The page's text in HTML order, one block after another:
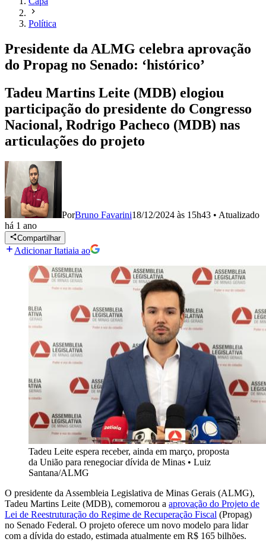
Política
Presidente da ALMG celebra aprovação
do Propag no Senado: ‘histórico’
Tadeu Martins Leite (MDB) elogiou
participação do presidente do Congresso
Nacional, Rodrigo Pacheco (MDB) nas
articulações do projeto
PorBruno Favarini18/12/2024 às 15h43 • Atualizado
há 1 ano
Compartilhar
Adicionar Itatiaia ao
Tadeu Leite espera receber, ainda em março, proposta
da União para renegociar dívida de Minas • Luiz
Santana/ALMG
O presidente da Assembleia Legislativa de Minas Gerais (ALMG),
Tadeu Martins Leite (MDB), comemorou a aprovação do Projeto de
Lei de Reestruturação do Regime de Recuperação Fiscal (Propag)
no Senado Federal. O projeto oferece um novo modelo para lidar
com a dívida do estado, estimada atualmente em R$ 165 bilhões.